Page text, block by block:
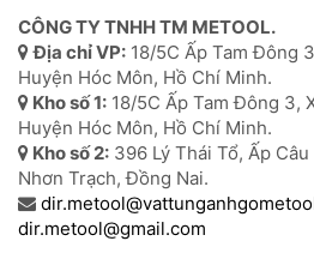
CÔNG TY TNHH TM METOOL.
Địa chỉ VP: 18/5C Ấp Tam Đông
Huyện Hóc Môn, Hồ Chí Minh.
Kho số 1: 18/5C Ấp Tam Đông 3,
Huyện Hóc Môn, Hồ Chí Minh.
Kho số 2: 396 Lý Thái Tổ, Ấp
Nhơn Trạch, Đồng Nai.
dir.metool@gmail.com